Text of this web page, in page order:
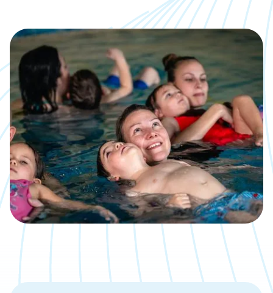
Kalender
Was, wann, wo inklusive direkter
Anmeldemöglichkeit
Jobs
Eine neue Challenge gesucht?
Bäder
Übersicht über unsere Locations
Kontakt
Wir sind gerne für Dich da
Aktuelle Artikel